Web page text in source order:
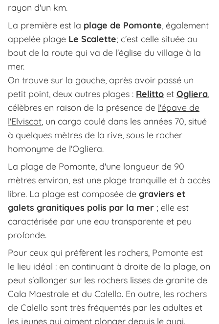
rayon d'un km.
La première est la plage de Pomonte, également
appelée plage Le Scalette; c'est celle située au
bout de la route qui va de l'église du village à la
mer.
On trouve sur la gauche, après avoir passé un
petit point, deux autres plages : Relitto et Ogliera,
célèbres en raison de la présence de l'épave de
l'Elviscot, un cargo coulé dans les années 70, situé
à quelques mètres de la rive, sous le rocher
homonyme de l'Ogliera.
La plage de Pomonte, d'une longueur de 90
mètres environ, est une plage tranquille et à accès
libre. La plage est composée de graviers et
galets granitiques polis par la mer ; elle est
caractérisée par une eau transparente et peu
profonde.
Pour ceux qui préfèrent les rochers, Pomonte est
le lieu idéal : en continuant à droite de la plage, on
peut s'allonger sur les rochers lisses de granite de
Cala Maestrale et du Calello. En outre, les rochers
de Calello sont très fréquentés par les adultes et
les jeunes qui aiment plonger depuis le quai.